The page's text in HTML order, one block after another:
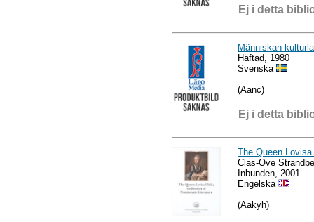
Ej i detta
Människan
Häftad, 1980
Svenska
(Aanc)
Ej i detta
The Queen
Clas-Ove
Inbunden, 2001
Engelska
(Aakyh)